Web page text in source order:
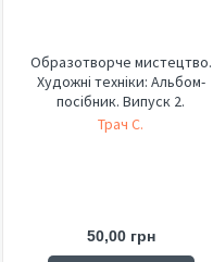
Образотворче мистецтво.
Художні техніки: Альбом-
посібник. Випуск 2.
Трач С.
50,00 грн